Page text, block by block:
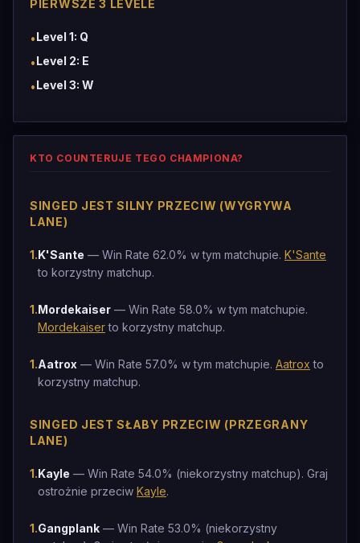
PIERWSZE 3 LEVELE
•Level 1: Q
•Level 2: E
•Level 3: W
KTO COUNTERUJE TEGO CHAMPIONA?
SINGED JEST SILNY PRZECIW (WYGRYWA
LANE)
1.K'Sante — Win Rate 62.0% w tym matchupie. K'Sante
to korzystny matchup.
1.Mordekaiser — Win Rate 58.0% w tym matchupie.
Mordekaiserto korzystny matchup.
1.Aatrox — Win Rate 57.0% w tym matchupie. Aatrox to
korzystny matchup.
SINGED JEST SŁABY PRZECIW (PRZEGRANY
LANE)
1.Kayle — Win Rate 54.0% (niekorzystny matchup). Graj
ostrożnie przeciw Kayle.
1.Gangplank — Win Rate 53.0% (niekorzystny